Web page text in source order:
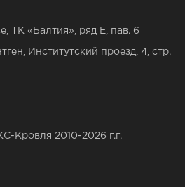
ТК «Балтия», ряд Е, пав. 6
Институтский проезд, 4, стр.
Кровля 2010-2026 г.г.